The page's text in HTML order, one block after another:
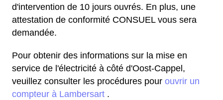
d'intervention de 10 jours ouvrés. En plus, une
attestation de conformité CONSUEL vous sera
demandée.
Pour obtenir des informations sur la mise en
service de l'électricité à côté d'Oost-Cappel,
veuillez consulter les procédures pour ouvrir un
compteur à Lambersart .